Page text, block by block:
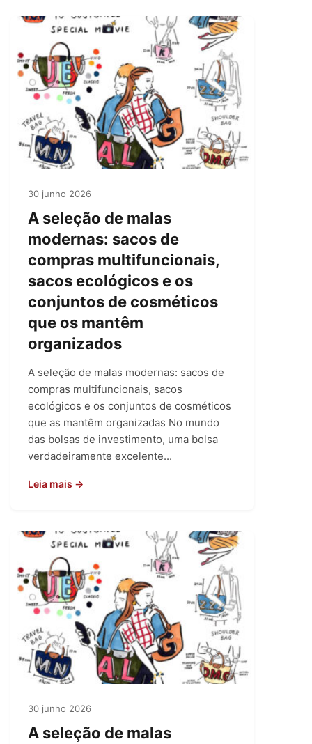
30 junho 2026
A seleção de malas
modernas: sacos de
compras multifuncionais,
sacos ecológicos e os
conjuntos de cosméticos
que os mantêm
organizados
A seleção de malas modernas: sacos de
compras multifuncionais, sacos
ecológicos e os conjuntos de cosméticos
que as mantêm organizadas No mundo
das bolsas de investimento, uma bolsa
verdadeiramente excelente...
Leia mais →
30 junho 2026
A seleção de malas